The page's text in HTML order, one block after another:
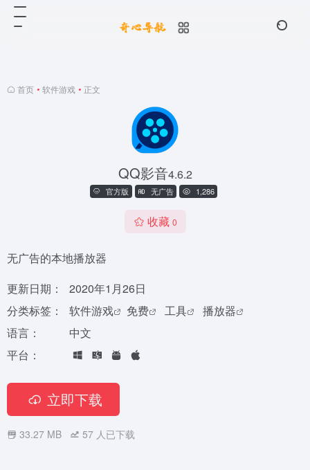
首页 • 软件游戏 • 正文
QQ影音4.6.2
官方版 无广告 1,286
收藏 0
无广告的本地播放器
更新日期：
2020年1月26日
分类标签：
软件游戏 免费 工具
播放器
语言：
中文
平台：
立即下载
33.27 MB 57 人已下载